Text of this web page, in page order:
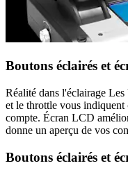
Boutons éclairés et
Réalité dans l'éclairage
et le throttle vous indiquent
compte. Écran LCD
donne un aperçu de vos
Boutons éclairés et